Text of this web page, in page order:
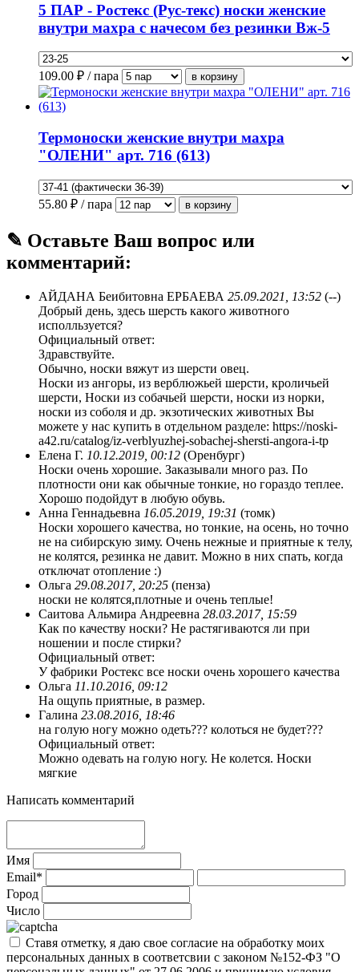
5 ПАР - Ростекс (Рус-текс) носки женские
внутри махра с начесом без резинки Вж-5
109.00 ₽ / пара
Термоноски женские внутри махра
"ОЛЕНИ" арт. 716 (613)
55.80 ₽ / пара
✎ Оставьте Ваш вопрос или
комментарий:
АЙДАНА Беибитовна ЕРБАЕВА 25.09.2021, 13:52 (--)
Добрый день, здесь шерсть какого животного
исполльзуется?
Официальный ответ:
Здравствуйте.
Обычно, носки вяжут из шерсти овец.
Носки из ангоры, из верблюжьей шерсти, кроличьей
шерсти, Носки из собачьей шерсти, носки из норки,
носки из соболя и др. экзотических животных Вы
можете у нас купить в отдельном разделе: https://noski-
a42.ru/catalog/iz-verblyuzhej-sobachej-shersti-angora-i-tp
Елена Г. 10.12.2019, 00:12 (Оренбург)
Носки очень хорошие. Заказывали много раз. По
плотности они как обычные тонкие, но гораздо теплее.
Хорошо подойдут в любую обувь.
Анна Геннадьевна 16.05.2019, 19:31 (томк)
Носки хорошего качества, но тонкие, на осень, но точно
не на сибирскую зиму. Очень нежные и приятные к телу,
не колятся, резинка не давит. Можно в них спать, когда
отключат отопление :)
Ольга 29.08.2017, 20:25 (пенза)
носки не колятся,плотные и очень теплые!
Саитова Альмира Андреевна 28.03.2017, 15:59
Как по качеству носки? Не растягиваются ли при
ношении и после стирки?
Официальный ответ:
У фабрики Ростекс все носки очень хорошего качества
Ольга 11.10.2016, 09:12
На ощупь приятные, в размер.
Галина 23.08.2016, 18:46
на голую ногу можно одеть??? колоться не будет???
Официальный ответ:
Можно одевать на голую ногу. Не колется. Носки
мягкие
Написать комментарий
Имя
Email*
Город
Число
Ставя отметку, я даю свое согласие на обработку моих
персональных данных в соответсвии с законом №152-ФЗ "О